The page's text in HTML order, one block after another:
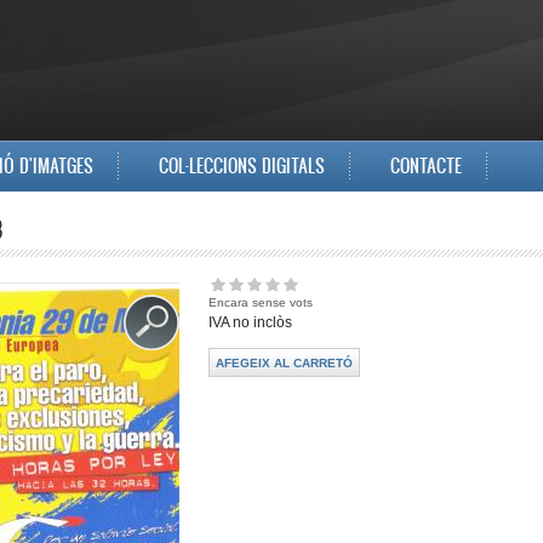
D'IMATGES COL·LECCIONS DIGITALS CONTACTE
Encara sense vots
IVA no inclòs